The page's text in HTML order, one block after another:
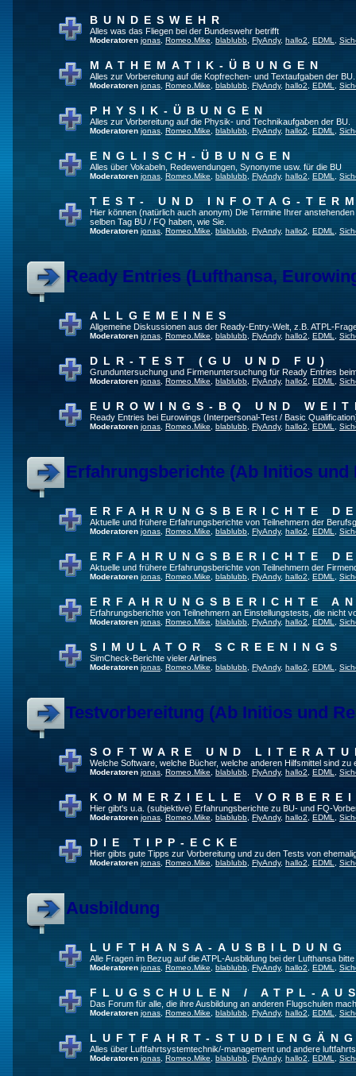
BUNDESWEHR
Alles was das Fliegen bei der Bundeswehr betrifft
Moderatoren jonas Romeo.Mike blablubb FlyAndy, hallo2 EDML
MATHEMATIK-ÜBUNGEN
Alles zur Vorbereitung auf die Kopfrechen- und Textaufgaben der BU.
Moderatoren jonas Romeo.Mike blablubb FlyAndy, hallo2 EDML
PHYSIK-ÜBUNGEN
Alles zur Vorbereitung auf die Physik- und Technikaufgaben der BU.
Moderatoren jonas Romeo.Mike blablubb FlyAndy, hallo2 EDML
ENGLISCH-ÜBUNGEN
Alles über Vokabeln, Redewendungen, Synonyme usw. für die BU
Moderatoren jonas Romeo.Mike blablubb FlyAndy, hallo2 EDML
TEST- UND INFOTAG-
Hier können (natürlich auch anonym) Die Termine Ihrer
selben Tag BU / FQ haben, wie Sie.
Moderatoren jonas Romeo.Mike blablubb FlyAndy, hallo2 EDML
Ready Entries (Lufthansa,
ALLGEMEINES
Allgemeine Diskussionen aus der Ready-Entry-Welt, z.B. ATPL-
Moderatoren jonas Romeo.Mike blablubb FlyAndy, hallo2 EDML
DLR-TEST (GU UND FU)
Grunduntersuchung und Firmenuntersuchung für Ready Entries
Moderatoren jonas Romeo.Mike blablubb FlyAndy, hallo2 EDML
EUROWINGS-BQ UND
Ready Entries bei Eurowings (Interpersonal-Test / Basic
Moderatoren jonas Romeo.Mike blablubb FlyAndy, hallo2 EDML
Erfahrungsberichte (Ab Initios und
ERFAHRUNGSBERICHTE
Aktuelle und frühere Erfahrungsberichte von Teilnehmern der
Moderatoren jonas Romeo.Mike blablubb FlyAndy, hallo2 EDML
ERFAHRUNGSBERICHTE
Aktuelle und frühere Erfahrungsberichte von Teilnehmern der
Moderatoren jonas Romeo.Mike blablubb FlyAndy, hallo2 EDML
ERFAHRUNGSBERICHTE
Erfahrungsberichte von Teilnehmern an Einstellungstests, die nicht
Moderatoren jonas Romeo.Mike blablubb FlyAndy, hallo2 EDML
SIMULATOR SCREENINGS
SimCheck-Berichte vieler Airlines
Moderatoren jonas Romeo.Mike blablubb FlyAndy, hallo2 EDML
Testvorbereitung (Ab Initios und
SOFTWARE UND
Welche Software, welche Bücher, welche anderen Hilfsmittel sind zu
Moderatoren jonas Romeo.Mike blablubb FlyAndy, hallo2 EDML
KOMMERZIELLE
Hier gibt's u.a. (subjektive) Erfahrungsberichte zu BU- und FQ-
Moderatoren jonas Romeo.Mike blablubb FlyAndy, hallo2 EDML
DIE TIPP-ECKE
Hier gibts gute Tipps zur Vorbereitung und zu den Tests von
Moderatoren jonas Romeo.Mike blablubb FlyAndy, hallo2 EDML
Ausbildung
LUFTHANSA-AUSBILDUNG
Alle Fragen im Bezug auf die ATPL-Ausbildung bei der Lufthansa
Moderatoren jonas Romeo.Mike blablubb FlyAndy, hallo2 EDML
FLUGSCHULEN / ATPL-
Das Forum für alle, die ihre Ausbildung an anderen Flugschulen
Moderatoren jonas Romeo.Mike blablubb FlyAndy, hallo2 EDML
LUFTFAHRT-
Alles über Luftfahrtsystemtechnik/-management und andere
Moderatoren jonas Romeo.Mike blablubb FlyAndy, hallo2 EDML